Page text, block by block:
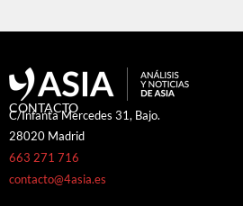
CONTACTO
C/Infanta Mercedes 31, Bajo.
28020 Madrid
663 271 716
contacto@4asia.es